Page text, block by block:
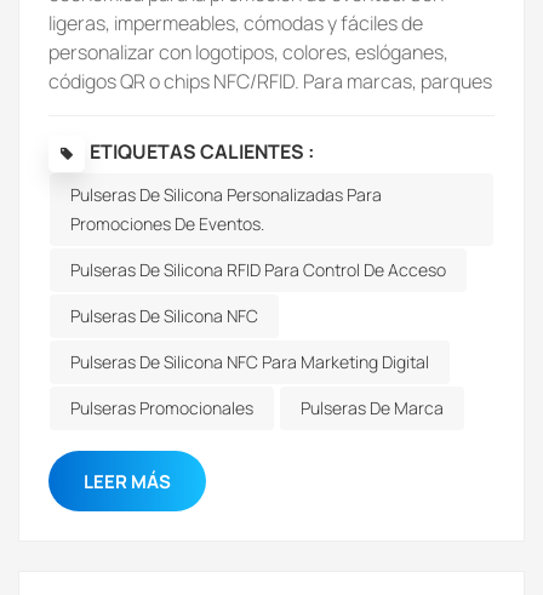
ETIQUETAS CALIENTES :
Pulseras De Silicona Personalizadas Para
Promociones De Eventos.
Pulseras De Silicona RFID Para Control De Acceso
Pulseras De Silicona NFC
Pulseras De Silicona NFC Para Marketing Digital
Pulseras Promocionales
Pulseras De Marca
LEER MÁS